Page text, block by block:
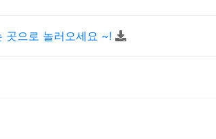
으로 놀러오세요 ~!